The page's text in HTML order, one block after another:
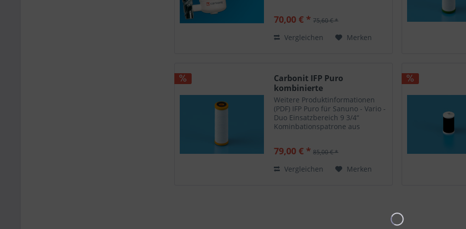
Standardwasserhähne
RFP GO....
70,00 € * 75,60 € *
Vergleichen Merken
Carbonit IFP Puro
kombinierte
Aktivkohleblock -...
Weitere Produktinformationen
(PDF) IFP Puro für Sanuno - Vario -
Duo Einsatzbereich 9 3/4“
Kominbationspatrone aus
mit dem Innovationspreis
79,00 € * 85,00 € *
Vergleichen Merken